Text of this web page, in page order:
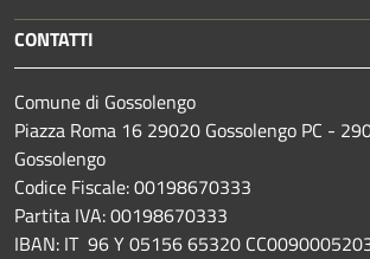
CONTATTI
Comune di Gossolengo
Piazza Roma 16 29020 Gossolengo PC -
Gossolengo
Codice Fiscale: 00198670333
Partita IVA: 00198670333
IBAN: IT 96 Y 05156 65320